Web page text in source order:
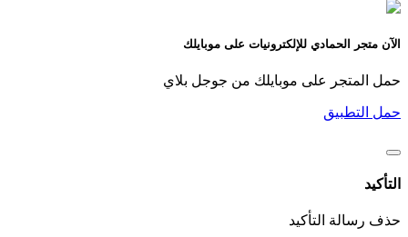
الآن متجر الحمادي للإلكترونيات على موبايلك
حمل المتجر على موبايلك من جوجل بلاي
حمل التطبيق
التأكيد
حذف رسالة التأكيد